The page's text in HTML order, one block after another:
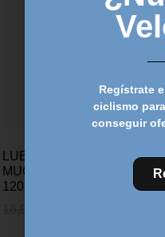
LUBRICANTE CADENA
MUC-OFF TODO CLIMA
120ml
Regístrate
ciclismo
conseguir